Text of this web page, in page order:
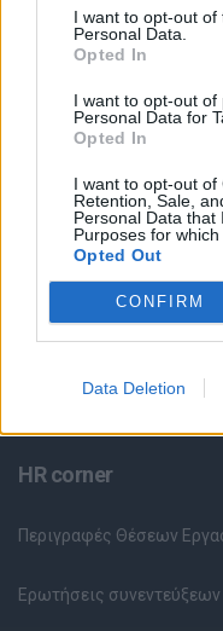
I want to opt-out of
Personal Data.
Opted In
I want to opt-out of
Personal Data for
Opted In
I want to opt-out of
Retention, Sale,
Personal Data that
Purposes for which
Opted Out
CONFIRM
Data Deletion
Όλες οι Θέσεις Εργασίας
Θέσεις Εργασίας ανά
Κέντρο Βοήθειας
Υπηρεσίες
HR corner
Περιγραφές Θέσεων
Ερωτήσεις συνεντεύξεων